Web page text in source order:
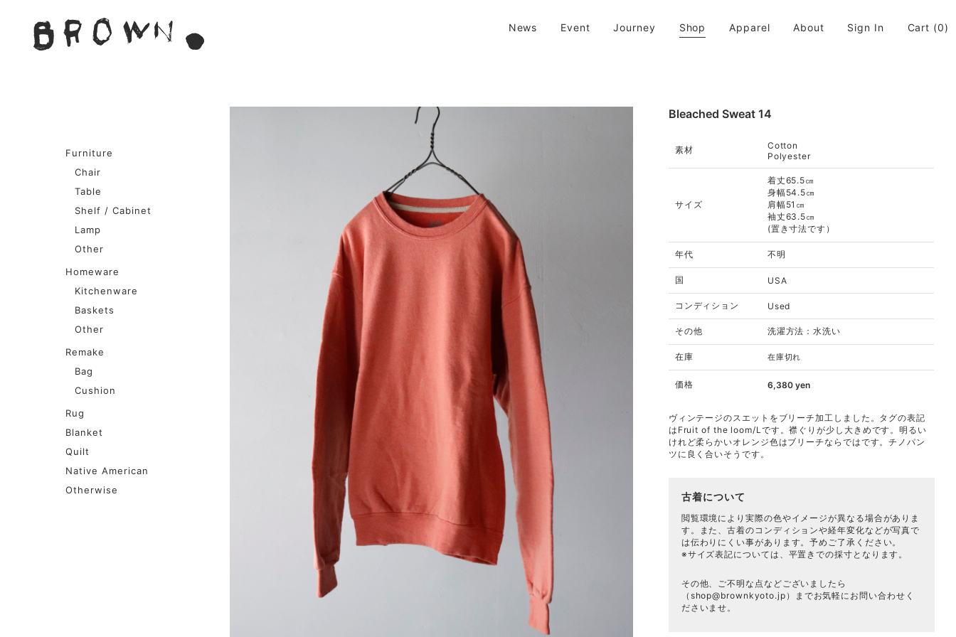
content
BROWN. | 京都 二条新町の生活雑貨店
News Event Journey Shop Apparel About Sign In Cart (0)
Furniture
Chair
Table
Shelf / Cabinet
Lamp
Other
Homeware
Kitchenware
Baskets
Other
Remake
Bag
Cushion
Rug
Blanket
Quilt
Native American
Otherwise
Bleached Sweat 14
素材
Cotton
Polyester
サイズ
着丈65.5㎝
身幅54.5㎝
肩幅51㎝
袖丈63.5㎝
(置き寸法です）
年代 不明
国 USA
コンディション Used
その他 洗濯方法：水洗い
在庫 在庫切れ
価格 6,380 yen
ヴィンテージのスエットをブリーチ加工しました。タグの表記
はFruit of the loom/Lです。襟ぐりが少し大きめです。明るい
けれど柔らかいオレンジ色はブリーチならではです。チノパン
ツに良く合いそうです。
古着について
閲覧環境により実際の色やイメージが異なる場合がありま
す。また、古着のコンディションや経年変化などが写真で
は伝わりにくい事があります。予めご了承ください。
※サイズ表記については、平置きでの採寸となります。
その他、ご不明な点などございましたら
（ shop@brownkyoto.jp ）までお気軽にお問い合わせく
ださいませ。